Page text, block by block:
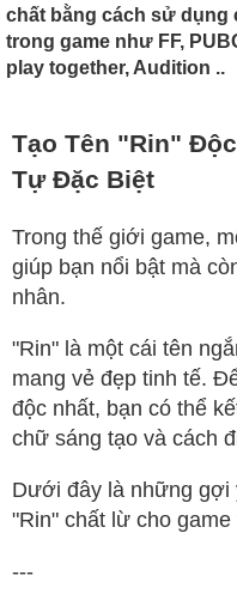
chất bằng cách sử dụng
trong game như FF,
play together, Audition ..
Tạo Tên "Rin"
Tự Đặc Biệt
Trong thế giới game,
giúp bạn nổi bật mà
nhân.
"Rin" là một cái tên
mang vẻ đẹp tinh tế.
độc nhất, bạn có thể
chữ sáng tạo và cách
Dưới đây là những gợi
"Rin" chất lừ cho game
---